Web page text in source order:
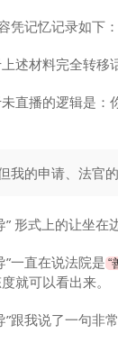
凭记忆记录如下：
述材料完全转移
直播的逻辑是
我的申请、法官
” 形式上的让坐
”一直在说法院是 “
就可以看出来。
”跟我说了一句非